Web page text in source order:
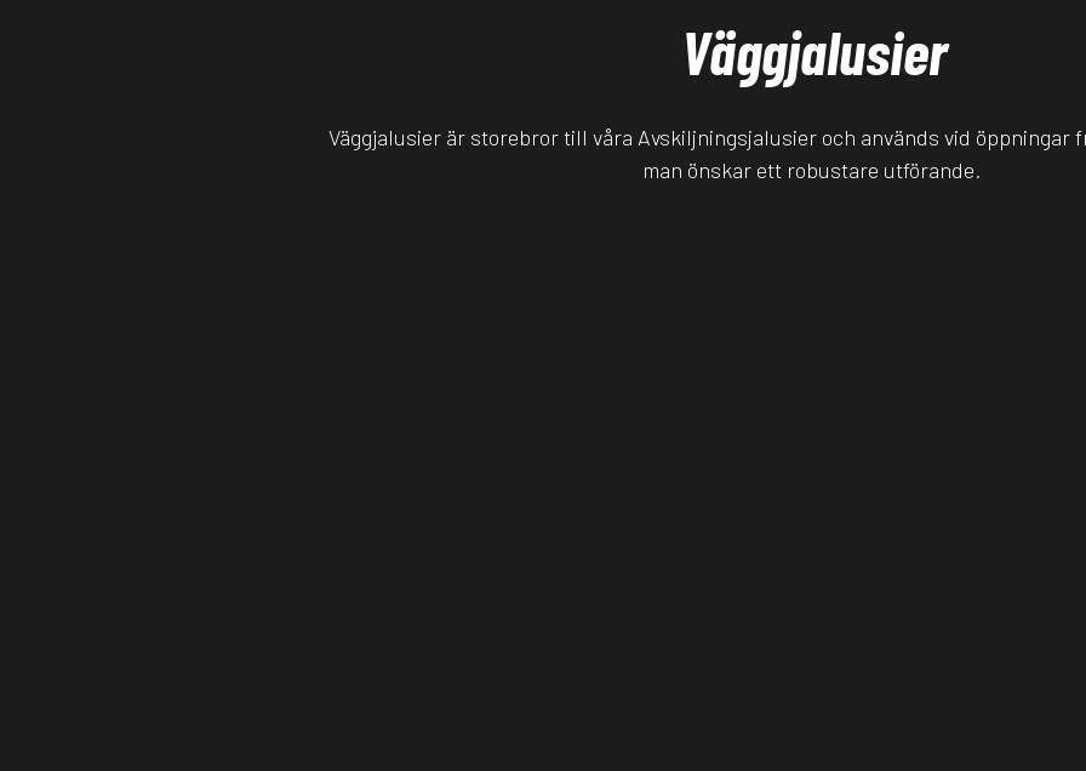
Väggjalusier
Väggjalusier är storebror till våra Avskiljningsjalusier och används vid öppningar
man önskar ett robustare utförande.